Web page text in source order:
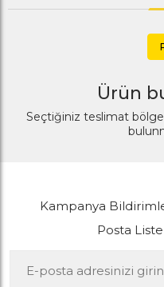
Ürün
Seçtiğiniz teslimat
Kampanya
Posta